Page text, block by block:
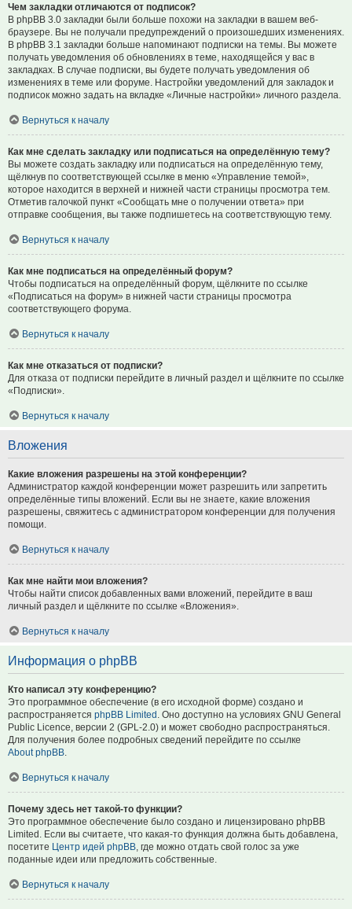
Чем закладки отличаются от подписок?
В phpBB 3.0 закладки были больше похожи на закладки в вашем веб-
браузере. Вы не получали предупреждений о произошедших изменениях.
В phpBB 3.1 закладки больше напоминают подписки на темы. Вы можете
получать уведомления об обновлениях в теме, находящейся у вас в
закладках. В случае подписки, вы будете получать уведомления об
изменениях в теме или форуме. Настройки уведомлений для закладок и
подписок можно задать на вкладке «Личные настройки» личного раздела.
Вернуться к началу
Как мне сделать закладку или подписаться на определённую тему?
Вы можете создать закладку или подписаться на определённую тему,
щёлкнув по соответствующей ссылке в меню «Управление темой»,
которое находится в верхней и нижней части страницы просмотра тем.
Отметив галочкой пункт «Сообщать мне о получении ответа» при
отправке сообщения, вы также подпишетесь на соответствующую тему.
Вернуться к началу
Как мне подписаться на определённый форум?
Чтобы подписаться на определённый форум, щёлкните по ссылке
«Подписаться на форум» в нижней части страницы просмотра
соответствующего форума.
Вернуться к началу
Как мне отказаться от подписки?
Для отказа от подписки перейдите в личный раздел и щёлкните по ссылке
«Подписки».
Вернуться к началу
Вложения
Какие вложения разрешены на этой конференции?
Администратор каждой конференции может разрешить или запретить
определённые типы вложений. Если вы не знаете, какие вложения
разрешены, свяжитесь с администратором конференции для получения
помощи.
Вернуться к началу
Как мне найти мои вложения?
Чтобы найти список добавленных вами вложений, перейдите в ваш
личный раздел и щёлкните по ссылке «Вложения».
Вернуться к началу
Информация о phpBB
Кто написал эту конференцию?
Это программное обеспечение (в его исходной форме) создано и
распространяется phpBB Limited . Оно доступно на условиях GNU General
Public Licence, версии 2 (GPL-2.0) и может свободно распространяться.
Для получения более подробных сведений перейдите по ссылке
About phpBB
Вернуться к началу
Почему здесь нет такой-то функции?
Это программное обеспечение было создано и лицензировано phpBB
Limited. Если вы считаете, что какая-то функция должна быть добавлена,
посетите Центр идей phpBB , где можно отдать свой голос за уже
поданные идеи или предложить собственные.
Вернуться к началу